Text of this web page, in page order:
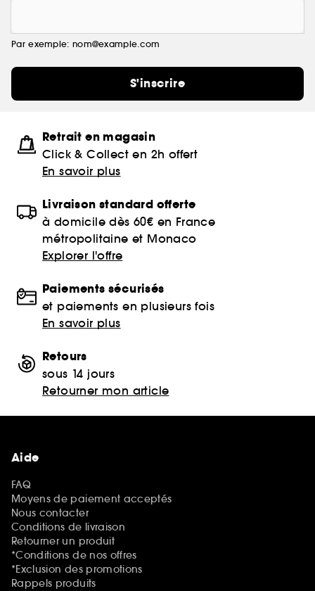
Par exemple: nom@example.com
S'inscrire
Retrait en magasin
Click & Collect en 2h offert
En savoir plus
Livraison standard offerte
à domicile dès 60€ en France
métropolitaine et Monaco
Explorer l'offre
Paiements sécurisés
et paiements en plusieurs fois
En savoir plus
Retours
sous 14 jours
Retourner mon article
Aide
FAQ
Moyens de paiement acceptés
Nous contacter
Conditions de livraison
Retourner un produit
*Conditions de nos offres
*Exclusion des promotions
Rappels produits